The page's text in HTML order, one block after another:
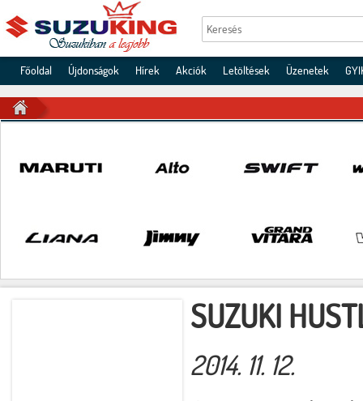
Főoldal Újdonságok Hírek Akciók Letöltések Üzenetek
SUZUKI
2014. 11. 12.